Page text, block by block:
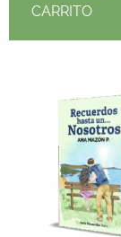
CARRITO